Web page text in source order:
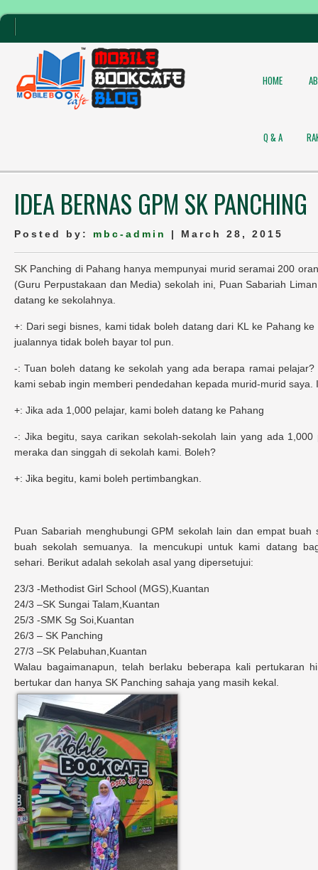
HOME
Q & A
IDEA BERNAS GPM SK PANCHING
Posted by: mbc-admin | March 28, 2015
SK Panching di Pahang hanya mempunyai murid seramai 200
(Guru Perpustakaan dan Media) sekolah ini, Puan Sabariah
datang ke sekolahnya.
+: Dari segi bisnes, kami tidak boleh datang dari KL ke Pahang
jualannya tidak boleh bayar tol pun.
-: Tuan boleh datang ke sekolah yang ada berapa ramai
kami sebab ingin memberi pendedahan kepada murid-murid
+: Jika ada 1,000 pelajar, kami boleh datang ke Pahang
-: Jika begitu, saya carikan sekolah-sekolah lain yang ada
meraka dan singgah di sekolah kami. Boleh?
+: Jika begitu, kami boleh pertimbangkan.
Puan Sabariah menghubungi GPM sekolah lain dan empat
buah sekolah semuanya. Ia mencukupi untuk kami datang
sehari. Berikut adalah sekolah asal yang dipersetujui:
23/3 -Methodist Girl School (MGS),Kuantan
24/3 –SK Sungai Talam,Kuantan
25/3 -SMK Sg Soi,Kuantan
26/3 – SK Panching
27/3 –SK Pelabuhan,Kuantan
Walau bagaimanapun, telah berlaku beberapa kali pertukaran
bertukar dan hanya SK Panching sahaja yang masih kekal.